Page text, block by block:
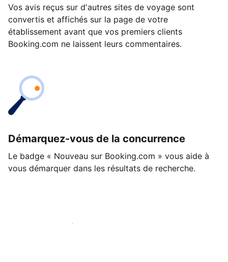
Vos avis reçus sur d'autres sites de voyage sont
convertis et affichés sur la page de votre
établissement avant que vos premiers clients
Booking.com ne laissent leurs commentaires.
Démarquez-vous de la concurrence
Le badge « Nouveau sur Booking.com » vous aide à
vous démarquer dans les résultats de recherche.
Lancez-vous dès aujourd'hui